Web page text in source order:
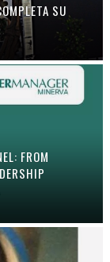
SU
FROM